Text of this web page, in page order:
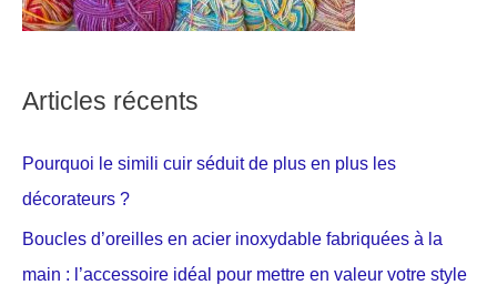
Articles récents
Pourquoi le simili cuir séduit de plus en plus les
décorateurs ?
Boucles d’oreilles en acier inoxydable fabriquées à la
main : l’accessoire idéal pour mettre en valeur votre style